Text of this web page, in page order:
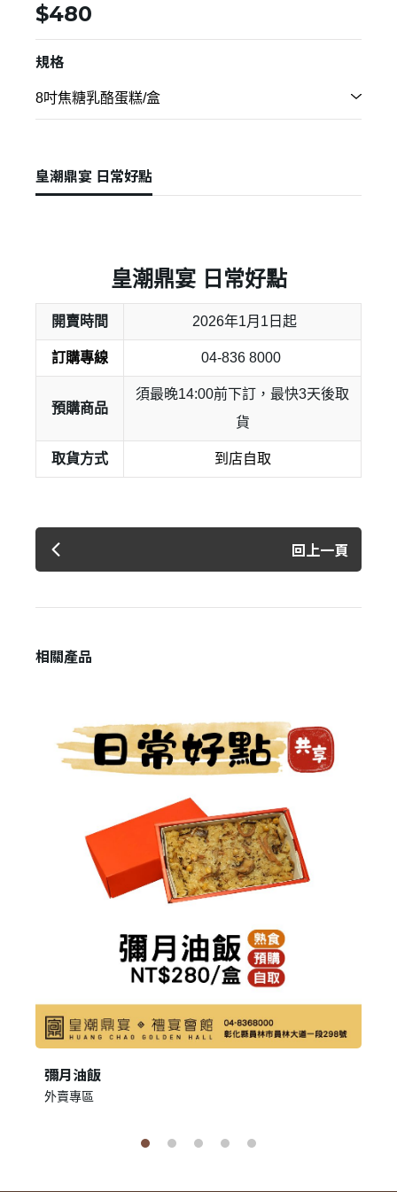
會員登入
建立專屬帳號
我 要 註 冊
$480
規格
皇潮鼎宴 日常好點
皇潮鼎宴 日常好點
開賣時間 2026年1月1日起
訂購專線 04-836 8000
預購商品
須最晚14:00前下訂，最快3天後取
貨
取貨方式 到店自取
回上一頁
相關產品
彌月油飯
外賣專區